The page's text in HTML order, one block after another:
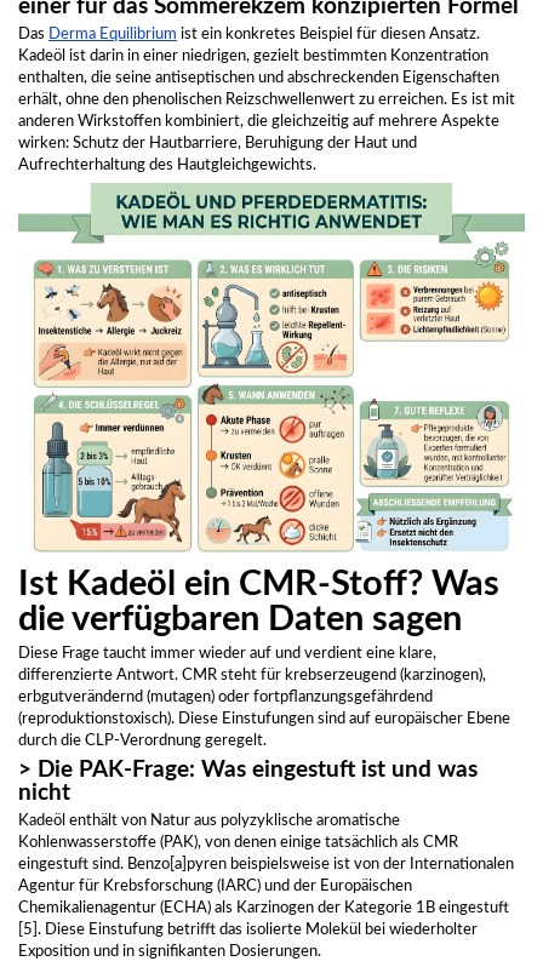
einer für das Sommerekzem konzipierten Formel
Das Derma Equilibrium ist ein konkretes Beispiel für diesen Ansatz.
Kadeöl ist darin in einer niedrigen, gezielt bestimmten Konzentration
enthalten, die seine antiseptischen und abschreckenden Eigenschaften
erhält, ohne den phenolischen Reizschwellenwert zu erreichen. Es ist mit
anderen Wirkstoffen kombiniert, die gleichzeitig auf mehrere Aspekte
wirken: Schutz der Hautbarriere, Beruhigung der Haut und
Aufrechterhaltung des Hautgleichgewichts.
Ist Kadeöl ein CMR-Stoff? Was
die verfügbaren Daten sagen
Diese Frage taucht immer wieder auf und verdient eine klare,
differenzierte Antwort. CMR steht für krebserzeugend (karzinogen),
erbgutverändernd (mutagen) oder fortpflanzungsgefährdend
(reproduktionstoxisch). Diese Einstufungen sind auf europäischer Ebene
durch die CLP-Verordnung geregelt.
> Die PAK-Frage: Was eingestuft ist und was
nicht
Kadeöl enthält von Natur aus polyzyklische aromatische
Kohlenwasserstoffe (PAK), von denen einige tatsächlich als CMR
eingestuft sind. Benzo[a]pyren beispielsweise ist von der Internationalen
Agentur für Krebsforschung (IARC) und der Europäischen
Chemikalienagentur (ECHA) als Karzinogen der Kategorie 1B eingestuft
[5]. Diese Einstufung betrifft das isolierte Molekül bei wiederholter
Exposition und in signifikanten Dosierungen.